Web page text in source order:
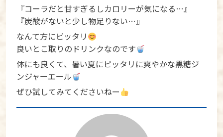
『コーラだと甘すぎるしカロリーが気になる…』
『炭酸がないと少し物足りない…』
なんて方にピッタリ
良いとこ取りのドリンクなのです
体にも良くて、暑い夏にピッタリに爽やかな黒糖ジ
ンジャーエール
ぜひ試してみてくださいねー